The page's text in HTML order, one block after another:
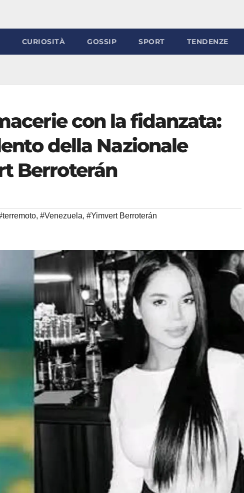
CURIOSITÀ GOSSIP SPORT TENDENZE
con la fidanzata:
della Nazionale
Berroterán
, #Venezuela, #Yimvert Berroterán